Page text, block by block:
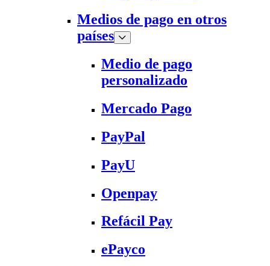
Medios de pago en otros
países
Medio de pago
personalizado
Mercado Pago
PayPal
PayU
Openpay
Refácil Pay
ePayco